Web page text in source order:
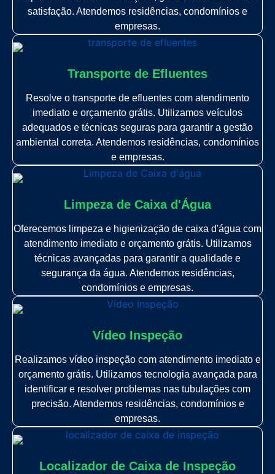
satisfação. Atendemos residências, condomínios e
empresas.
Transporte de Efluentes
Resolve o transporte de efluentes com atendimento
imediato e orçamento grátis. Utilizamos veículos
adequados e técnicas seguras para garantir a gestão
ambiental correta. Atendemos residências, condomínios
e empresas.
Limpeza de Caixa d'Água
Oferecemos limpeza e higienização de caixa d'água com
atendimento imediato e orçamento grátis. Utilizamos
técnicas avançadas para garantir a qualidade e
segurança da água. Atendemos residências,
condomínios e empresas.
Vídeo Inspeção
Realizamos vídeo inspeção com atendimento imediato e
orçamento grátis. Utilizamos tecnologia avançada para
identificar e resolver problemas nas tubulações com
precisão. Atendemos residências, condomínios e
empresas.
Localizador de Caixa de Inspeção